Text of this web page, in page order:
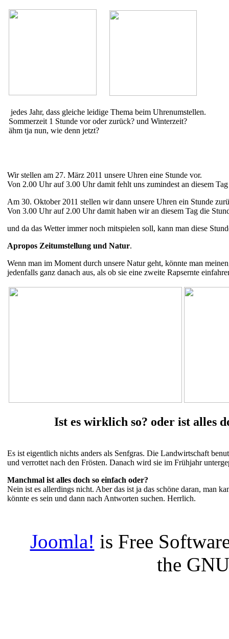
jedes Jahr, dass gleiche leidige Thema beim Uhrenumstellen.
Sommerzeit 1 Stunde vor oder zurück? und Winterzeit?
ähm tja nun, wie denn jetzt?
Wir stellen am 27. März 2011 unsere Uhren eine Stunde vor.
Von 2.00 Uhr auf 3.00 Uhr damit fehlt uns zumindest an diesem
Am 30. Oktober 2011 stellen wir dann unsere Uhren ein Stunde
Von 3.00 Uhr auf 2.00 Uhr damit haben wir an diesem Tag die
und da das Wetter immer noch mitspielen soll, kann man diese
Apropos Zeitumstellung und Natur.
Wenn man im Moment durch unsere Natur geht, könnte man
jedenfalls ganz danach aus, als ob sie eine zweite Rapsernte
Ist es wirklich so? oder ist alles
Es ist eigentlich nichts anders als Senfgras. Die Landwirtschaft
und verrottet nach den Frösten. Danach wird sie im Frühjahr
Manchmal ist alles doch so einfach oder?
Nein ist es allerdings nicht. Aber das ist ja das schöne daran, man
könnte es sein und dann nach Antworten suchen. Herrlich.
Joomla! is Free
the